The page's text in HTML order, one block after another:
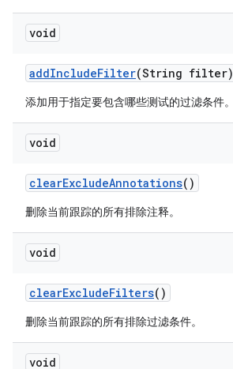
void
addIncludeFilter(String filter)
添加用于指定要包含哪些测试的过滤条件。
void
clearExcludeAnnotations()
删除当前跟踪的所有排除注释。
void
clearExcludeFilters()
删除当前跟踪的所有排除过滤条件。
void